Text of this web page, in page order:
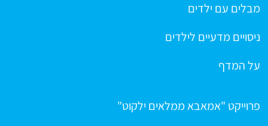
מבלים עם ילדים
ניסויים מדעיים לילדים
על המדף
פרוייקט "אמאבא ממלאים ילקוט"